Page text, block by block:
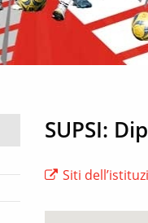
SUPSI:
Siti